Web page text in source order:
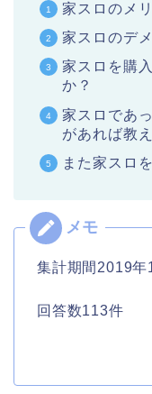
家スロのメ
家スロのデ
家スロを購
か？
家スロであ
があれば教
また家スロ
集計期間2019年
回答数113件